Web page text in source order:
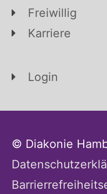
Freiwillig
Karriere
Login
© Diakonie